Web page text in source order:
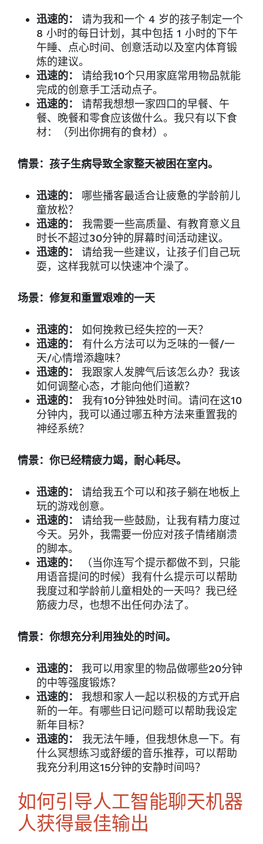
迅速的： 请为我和一个 4 岁的孩子制定一个
8 小时的每日计划，其中包括 1 小时的下午
午睡、点心时间、创意活动以及室内体育锻
炼的建议。
迅速的： 请给我10个只用家庭常用物品就能
完成的创意手工活动点子。
迅速的： 请帮我想想一家四口的早餐、午
餐、晚餐和零食应该做什么。我只有以下食
材：（列出你拥有的食材）。
情景：孩子生病导致全家整天被困在室内。
迅速的： 哪些播客最适合让疲惫的学龄前儿
童放松？
迅速的：
我需要一些高质量、有教育意义且
时长不超过30分钟的屏幕时间活动建议。
迅速的： 请给我一些建议，让孩子们自己玩
耍，这样我就可以快速冲个澡了。
场景：修复和重置艰难的一天
迅速的： 如何挽救已经失控的一天？
迅速的：
有什么方法可以为乏味的一餐/一
天/心情增添趣味？
迅速的： 我跟家人发脾气后该怎么办？我该
如何调整心态，才能向他们道歉？
迅速的：
我有10分钟独处时间。请问在这10
分钟内，我可以通过哪五种方法来重置我的
神经系统？
情景：你已经精疲力竭，耐心耗尽。
迅速的： 请给我五个可以和孩子躺在地板上
玩的游戏创意。
迅速的： 请给我一些鼓励，让我有精力度过
今天。另外，我需要一份应对孩子情绪崩溃
的脚本。
迅速的：
（当你连写个提示都做不到，只能
用语音提问的时候）我有什么提示可以帮助
我度过和学龄前儿童相处的一天吗？我已经
筋疲力尽，也想不出任何办法了。
情景：你想充分利用独处的时间。
迅速的： 我可以用家里的物品做哪些20分钟
的中等强度锻炼？
迅速的： 我想和家人一起以积极的方式开启
新的一年。有哪些日记问题可以帮助我设定
新年目标？
迅速的：
我无法午睡，但我想休息一下。有
什么冥想练习或舒缓的音乐推荐，可以帮助
我充分利用这15分钟的安静时间吗？
如何引导人工智能聊天机器
人获得最佳输出